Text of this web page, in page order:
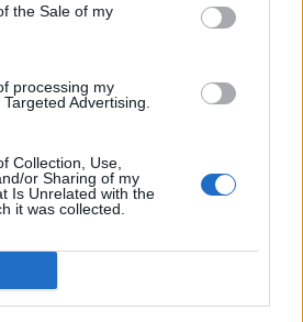
the Sale of my
processing my
Advertising.
Collection, Use,
or Sharing of my
Is Unrelated with the
it was collected.
de herpes genital
al médico